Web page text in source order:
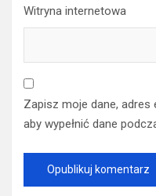
Witryna internetowa
Zapisz moje dane, adres
aby wypełnić dane